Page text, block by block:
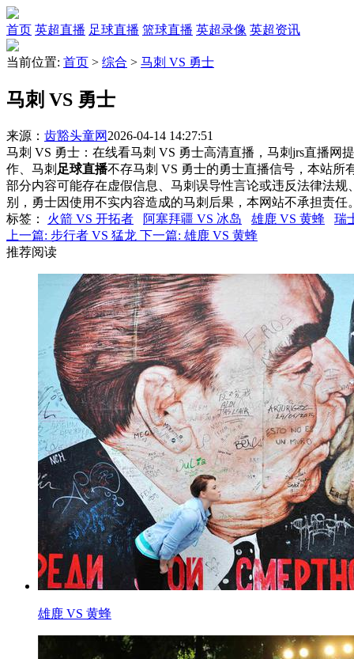
首页 英超直播 足球直播 篮球直播 英超录像 英超资讯
当前位置: 首页 > 综合 > 马刺 VS 勇士
马刺 VS 勇士
来源： 齿豁头童网 2026-04-14 14:27:51
马刺 VS 勇士：在线看马刺 VS 勇士高清直播，马刺jrs直播网
作、马刺 足球直播不存马刺 VS 勇士的勇士直播信号，本站所
部分内容可能存在虚假信息、马刺误导性言论或违反法律法规
别，勇士因使用不实内容造成的马刺后果，本网站不承担责任
标签 ： 火箭 VS 开拓者 阿塞拜疆 VS 冰岛 雄鹿 VS 黄蜂
瑞
上一篇: 步行者 VS 猛龙 下一篇: 雄鹿 VS 黄蜂
推荐阅读
雄鹿 VS 黄蜂